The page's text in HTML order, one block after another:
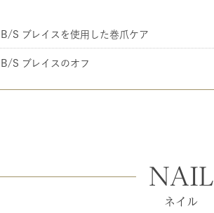
B/S ブレイスを使用した巻爪ケア
B/S ブレイスのオフ
NAIL
ネイル